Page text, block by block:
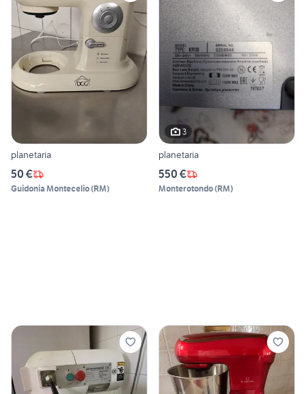
planetaria
50 €
Guidonia Montecelio(RM)
3
planetaria
550 €
Monterotondo(RM)